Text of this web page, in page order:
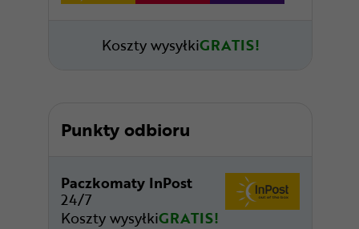
Koszty wysyłkiGRATIS!
Punkty odbioru
Paczkomaty InPost
24/7
Koszty wysyłkiGRATIS!